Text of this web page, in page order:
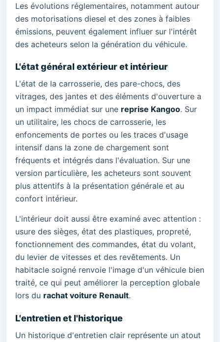
Les évolutions réglementaires, notamment autour
des motorisations diesel et des zones à faibles
émissions, peuvent également influer sur l'intérêt
des acheteurs selon la génération du véhicule.
L'état général extérieur et intérieur
L'état de la carrosserie, des pare-chocs, des
vitrages, des jantes et des éléments d'ouverture a
un impact immédiat sur une reprise Kangoo. Sur
un utilitaire, les chocs de carrosserie, les
enfoncements de portes ou les traces d'usage
intensif dans la zone de chargement sont
fréquents et intégrés dans l'évaluation. Sur une
version particulière, les acheteurs sont souvent
plus attentifs à la présentation générale et au
confort intérieur.
L'intérieur doit aussi être examiné avec attention :
usure des sièges, état des plastiques, propreté,
fonctionnement des commandes, état du volant,
du levier de vitesses et des revêtements. Un
habitacle soigné renvoie l'image d'un véhicule bien
traité, ce qui peut améliorer la perception globale
lors du rachat voiture Renault.
L'entretien et l'historique
Un historique d'entretien clair représente un atout